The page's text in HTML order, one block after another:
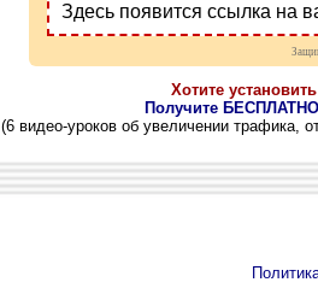
Здесь появится ссылка на
Хотите
Получите
(6 видео-уроков об увеличении трафика,